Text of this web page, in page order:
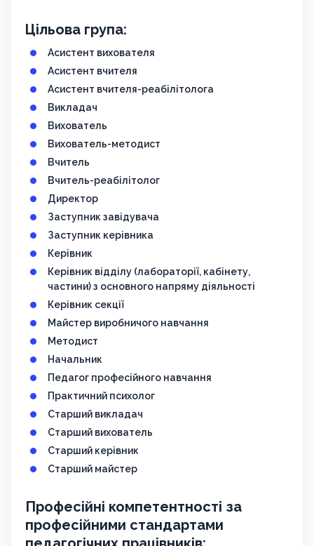
Цільова група:
Асистент вихователя
Асистент вчителя
Асистент вчителя-реабілітолога
Викладач
Вихователь
Вихователь-методист
Вчитель
Вчитель-реабілітолог
Директор
Заступник завідувача
Заступник керівника
Керівник
Керівник відділу (лабораторії, кабінету,
частини) з основного напряму діяльності
Керівник секції
Майстер виробничого навчання
Методист
Начальник
Педагог професійного навчання
Практичний психолог
Старший викладач
Старший вихователь
Старший керівник
Старший майстер
Професійні компетентності за
професійними стандартами